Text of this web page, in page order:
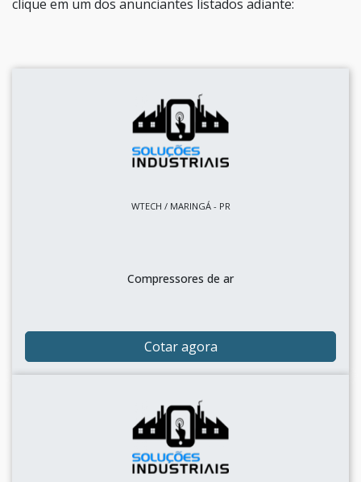
clique em um dos anunciantes listados adiante:
WTECH / MARINGÁ - PR
Compressores de ar
Cotar agora